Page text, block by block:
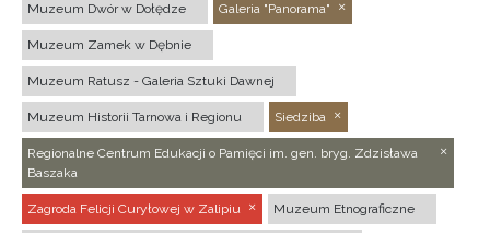
Muzeum Dwór w Dołędze Galeria "Panorama"
Muzeum Zamek w Dębnie
Muzeum Ratusz - Galeria Sztuki Dawnej
Muzeum Historii Tarnowa i Regionu Siedziba
Regionalne Centrum Edukacji o Pamięci im. gen. bryg. Zdzisława
Baszaka
Zagroda Felicji Curyłowej w Zalipiu Muzeum Etnograficzne